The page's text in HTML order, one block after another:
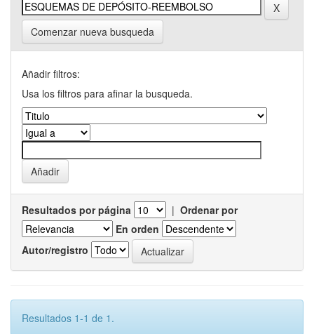
Comenzar nueva busqueda
Añadir filtros:
Usa los filtros para afinar la busqueda.
Resultados por página | Ordenar por
En orden
Autor/registro
Resultados 1-1 de 1.